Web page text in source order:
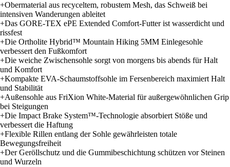
+Obermaterial aus recyceltem, robustem Mesh, das Schweiß bei
intensiven Wanderungen ableitet
+Das GORE-TEX ePE Extended Comfort-Futter ist wasserdicht und
rissfest
+Die Ortholite Hybrid™ Mountain Hiking 5MM Einlegesohle
verbessert den Fußkomfort
+Die weiche Zwischensohle sorgt von morgens bis abends für Halt
und Komfort
+Kompakte EVA-Schaumstoffsohle im Fersenbereich maximiert Halt
und Stabilität
+Außensohle aus FriXion White-Material für außergewöhnlichen Grip
bei Steigungen
+Die Impact Brake System™-Technologie absorbiert Stöße und
verbessert die Haftung
+Flexible Rillen entlang der Sohle gewährleisten totale
Bewegungsfreiheit
+Der Geröllschutz und die Gummibeschichtung schützen vor Steinen
und Wurzeln